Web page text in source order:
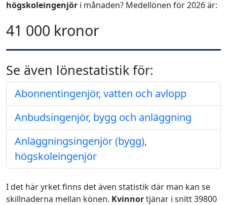
högskoleingenjör i månaden? Medellönen för 2026 är:
41 000 kronor
Se även lönestatistik för:
Abonnentingenjör, vatten och avlopp
Anbudsingenjör, bygg och anläggning
Anläggningsingenjör (bygg),
högskoleingenjör
I det här yrket finns det även statistik där man kan se
skillnaderna mellan könen. Kvinnortjänar i snitt 39800